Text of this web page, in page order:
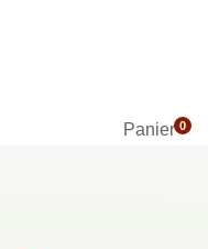
Panier0